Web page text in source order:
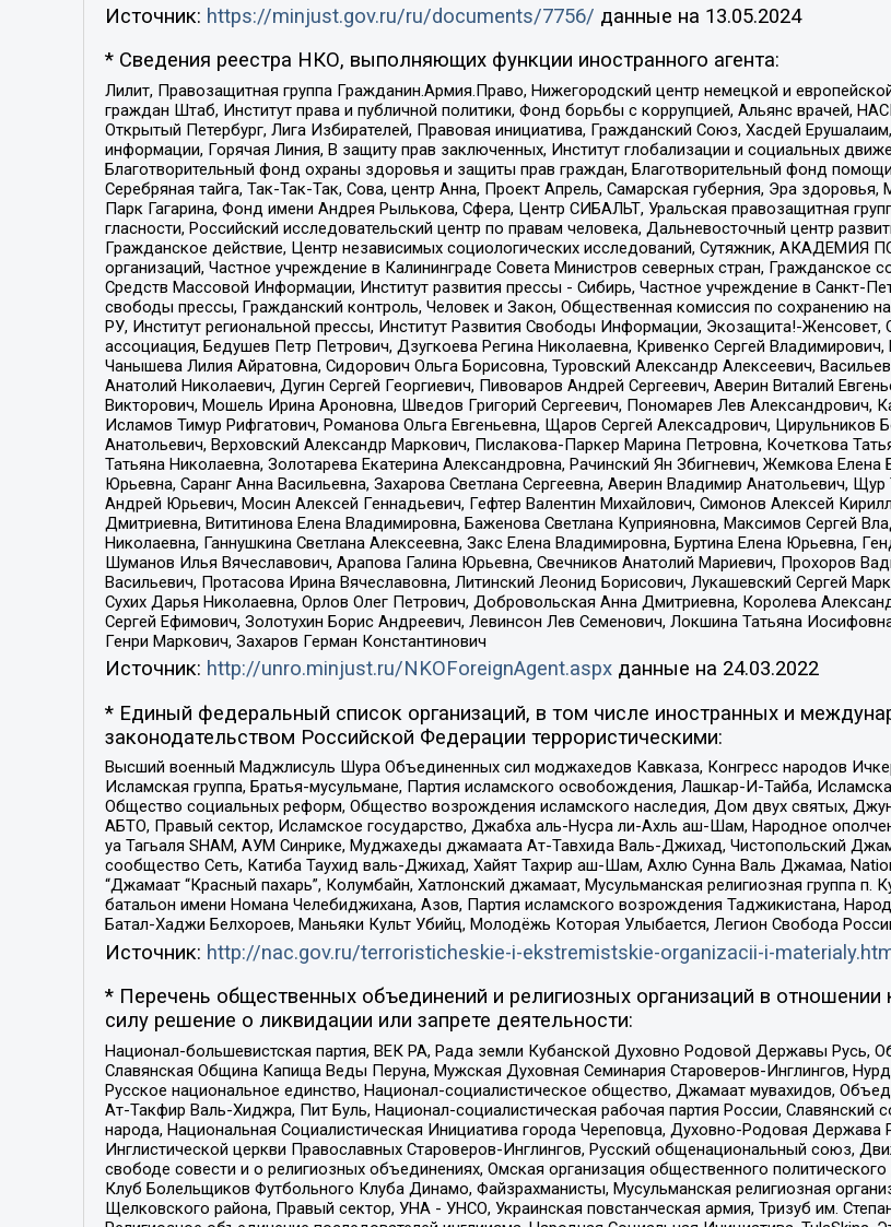
Источник: https://minjust.gov.ru/ru/documents/7756/ данные на 13.05.2024
* Сведения реестра НКО, выполняющих функции иностранного агента:
Лилит, Правозащитная группа Гражданин.Армия.Право, Нижегородский центр немецкой и
граждан Штаб, Институт права и публичной политики, Фонд борьбы с коррупцией, Альянс врачей,
Открытый Петербург, Лига Избирателей, Правовая инициатива, Гражданский Союз, Хасдей
информации, Горячая Линия, В защиту прав заключенных, Институт глобализации и социальных
Благотворительный фонд охраны здоровья и защиты прав граждан, Благотворительный фонд
Серебряная тайга, Так-Так-Так, Сова, центр Анна, Проект Апрель, Самарская губерния, Эра
Парк Гагарина, Фонд имени Андрея Рылькова, Сфера, Центр СИБАЛЬТ, Уральская правозащитная
гласности, Российский исследовательский центр по правам человека, Дальневосточный центр
Гражданское действие, Центр независимых социологических исследований, Сутяжник,
организаций, Частное учреждение в Калининграде Совета Министров северных стран, Гражданское
Средств Массовой Информации, Институт развития прессы - Сибирь, Частное учреждение в Санкт-
свободы прессы, Гражданский контроль, Человек и Закон, Общественная комиссия по сохранению
РУ, Институт региональной прессы, Институт Развития Свободы Информации, Экозащита!-
ассоциация, Бедушев Петр Петрович, Дзугкоева Регина Николаевна, Кривенко Сергей
Чанышева Лилия Айратовна, Сидорович Ольга Борисовна, Туровский Александр Алексеевич,
Анатолий Николаевич, Дугин Сергей Георгиевич, Пивоваров Андрей Сергеевич, Аверин Виталий
Викторович, Мошель Ирина Ароновна, Шведов Григорий Сергеевич, Пономарев Лев Александрович,
Исламов Тимур Рифгатович, Романова Ольга Евгеньевна, Щаров Сергей Алексадрович, Цирульников
Анатольевич, Верховский Александр Маркович, Пислакова-Паркер Марина Петровна, Кочеткова
Татьяна Николаевна, Золотарева Екатерина Александровна, Рачинский Ян Збигневич, Жемкова
Юрьевна, Саранг Анна Васильевна, Захарова Светлана Сергеевна, Аверин Владимир Анатольевич,
Андрей Юрьевич, Мосин Алексей Геннадьевич, Гефтер Валентин Михайлович, Симонов Алексей
Дмитриевна, Вититинова Елена Владимировна, Баженова Светлана Куприяновна, Максимов Сергей
Николаевна, Ганнушкина Светлана Алексеевна, Закс Елена Владимировна, Буртина Елена Юрьевна,
Шуманов Илья Вячеславович, Арапова Галина Юрьевна, Свечников Анатолий Мариевич, Прохоров
Васильевич, Протасова Ирина Вячеславовна, Литинский Леонид Борисович, Лукашевский Сергей
Сухих Дарья Николаевна, Орлов Олег Петрович, Добровольская Анна Дмитриевна, Королева
Сергей Ефимович, Золотухин Борис Андреевич, Левинсон Лев Семенович, Локшина Татьяна
Генри Маркович, Захаров Герман Константинович
Источник: http://unro.minjust.ru/NKOForeignAgent.aspxданные на 24.03.2022
* Единый федеральный список организаций, в том числе иностранных и
законодательством Российской Федерации террористическими:
Высший военный Маджлисуль Шура Объединенных сил моджахедов Кавказа, Конгресс народов
Исламская группа, Братья-мусульмане, Партия исламского освобождения, Лашкар-И-Тайба,
Общество социальных реформ, Общество возрождения исламского наследия, Дом двух святых,
АБТО, Правый сектор, Исламское государство, Джабха аль-Нусра ли-Ахль аш-Шам, Народное
уа Тагьаля SHAM, АУМ Синрике, Муджахеды джамаата Ат-Тавхида Валь-Джихад, Чистопольский
сообщество Сеть, Катиба Таухид валь-Джихад, Хайят Тахрир аш-Шам, Ахлю Сунна Валь Джамаа,
“Джамаат “Красный пахарь”, Колумбайн, Хатлонский джамаат, Мусульманская религиозная группа п.
батальон имени Номана Челебиджихана, Азов, Партия исламского возрождения Таджикистана,
Батал-Хаджи Белхороев, Маньяки Культ Убийц, Молодёжь Которая Улыбается, Легион Свобода
Источник: http://nac.gov.ru/terroristicheskie-i-ekstremistskie-organizacii-i-
* Перечень общественных объединений и религиозных организаций в
силу решение о ликвидации или запрете деятельности:
Национал-большевистская партия, ВЕК РА, Рада земли Кубанской Духовно Родовой Державы Русь,
Славянская Община Капища Веды Перуна, Мужская Духовная Семинария Староверов-Инглингов,
Русское национальное единство, Национал-социалистическое общество, Джамаат мувахидов,
Ат-Такфир Валь-Хиджра, Пит Буль, Национал-социалистическая рабочая партия России,
народа, Национальная Социалистическая Инициатива города Череповца, Духовно-Родовая Держава
Инглистической церкви Православных Староверов-Инглингов, Русский общенациональный союз,
свободе совести и о религиозных объединениях, Омская организация общественного
Клуб Болельщиков Футбольного Клуба Динамо, Файзрахманисты, Мусульманская религиозная
Щелковского района, Правый сектор, УНА - УНСО, Украинская повстанческая армия, Тризуб им.